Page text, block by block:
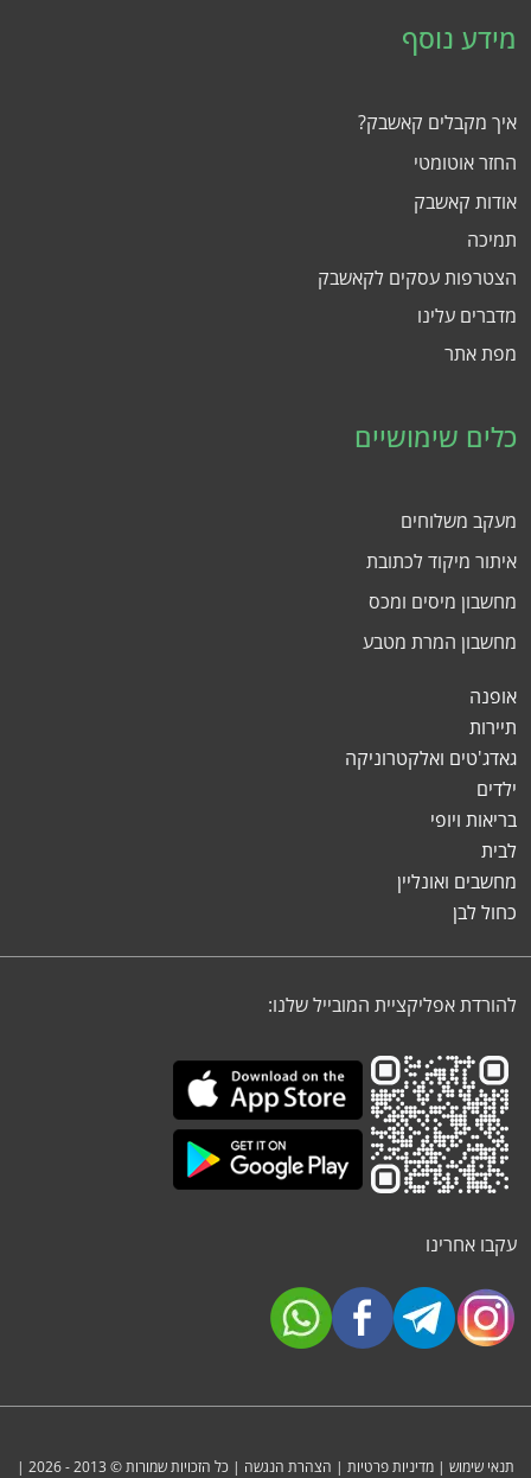
מידע נוסף
איך מקבלים קאשבק?
החזר אוטומטי
אודות קאשבק
תמיכה
הצטרפות עסקים לקאשבק
מדברים עלינו
מפת אתר
כלים שימושיים
מעקב משלוחים
איתור מיקוד לכתובת
מחשבון מיסים ומכס
מחשבון המרת מטבע
אופנה
תיירות
גאדג'טים ואלקטרוניקה
ילדים
בריאות ויופי
לבית
מחשבים ואונליין
כחול לבן
להורדת אפליקציית המובייל שלנו:
עקבו אחרינו
תנאי שימוש | מדיניות פרטיות | הצהרת הנגשה | כל הזכויות שמורות © 2013 - 2026 |